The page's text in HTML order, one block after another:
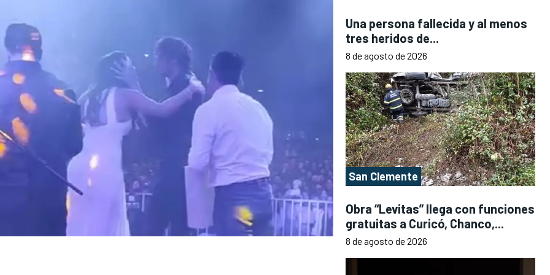
Una persona fallecida y al menos
tres heridos de...
8 de agosto de 2026
San Clemente
Obra “Levitas” llega con funciones
gratuitas a Curicó, Chanco,...
8 de agosto de 2026